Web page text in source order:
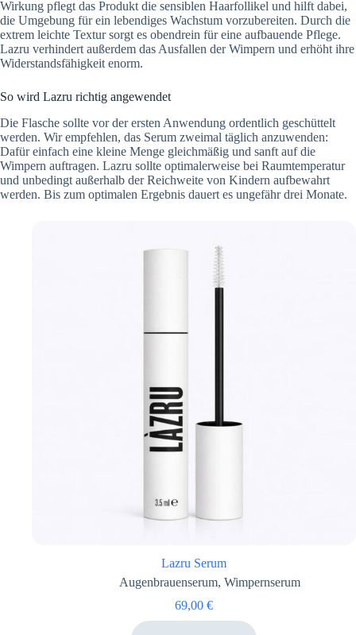
Wirkung pflegt das Produkt die sensiblen Haarfollikel und hilft dabei,
die Umgebung für ein lebendiges Wachstum vorzubereiten. Durch die
extrem leichte Textur sorgt es obendrein für eine aufbauende Pflege.
Lazru verhindert außerdem das Ausfallen der Wimpern und erhöht ihre
Widerstandsfähigkeit enorm.
So wird Lazru richtig angewendet
Die Flasche sollte vor der ersten Anwendung ordentlich geschüttelt
werden. Wir empfehlen, das Serum zweimal täglich anzuwenden:
Dafür einfach eine kleine Menge gleichmäßig und sanft auf die
Wimpern auftragen. Lazru sollte optimalerweise bei Raumtemperatur
und unbedingt außerhalb der Reichweite von Kindern aufbewahrt
werden. Bis zum optimalen Ergebnis dauert es ungefähr drei Monate.
Lazru Serum
Augenbrauenserum, Wimpernserum
69,00 €